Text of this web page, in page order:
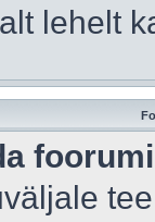
lehelt